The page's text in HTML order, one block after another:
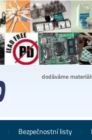
dodáváme
Bezpečnostní listy